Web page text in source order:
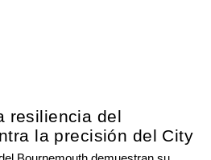
resiliencia del
la precisión del City